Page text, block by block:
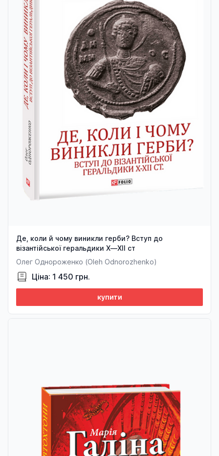
Де, коли й чому виникли герби? Вступ до
візантійської геральдики Х—ХІІ ст
Олег Однороженко (Oleh Odnorozhenko)
Ціна: 1 450 грн.
купити